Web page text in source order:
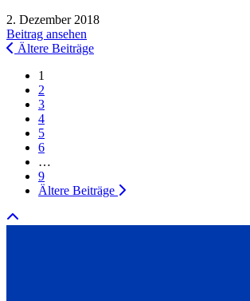
2. Dezember 2018
Beitrag ansehen
Ältere Beiträge
1
2
3
4
5
6
…
9
Ältere Beiträge